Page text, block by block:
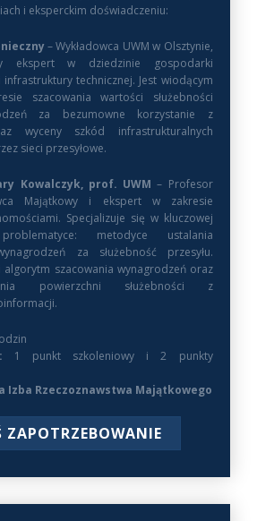
i eksperckim doświadczeniu:
– Wykładowca UWM w Olsztynie,
ekspert w dziedzinie gospodarki
technicznej. Jest wiodącym
szacowania wartości służebności
za bezumowne korzystanie z
wyceny szkód infrastrukturalnych
sieci przesyłowe.
Kowalczyk, prof. UWM – Profesor
Majątkowy i ekspert w zakresie
Specjalizuje się w kluczowej
metodyce ustalania
za służebność przesyłu.
algorytm szacowania wynagrodzeń oraz
powierzchni służebności z
1 punkt szkoleniowy i 2 punkty
Izba Rzeczoznawstwa Majątkowego
ZAPOTRZEBOWANIE